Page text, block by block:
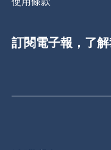
訂閱電子報，了